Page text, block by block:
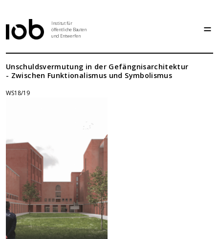
Institut für
öffentliche Bauten
und Entwerfen
Institut
Aktuelles
Seminar
Abschlussarbeiten
Grundlehre
Forschung
Unschuldsvermutung in der Gefängnisarchitektur
- Zwischen Funktionalismus und Symbolismus
WS18/19